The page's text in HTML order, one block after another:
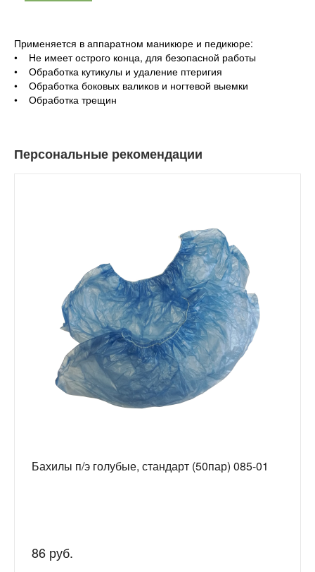
Применяется в аппаратном маникюре и педикюре:
• Не имеет острого конца, для безопасной работы
• Обработка кутикулы и удаление птеригия
• Обработка боковых валиков и ногтевой выемки
• Обработка трещин
Персональные рекомендации
Бахилы п/э голубые, стандарт (50пар) 085-01
86 руб.